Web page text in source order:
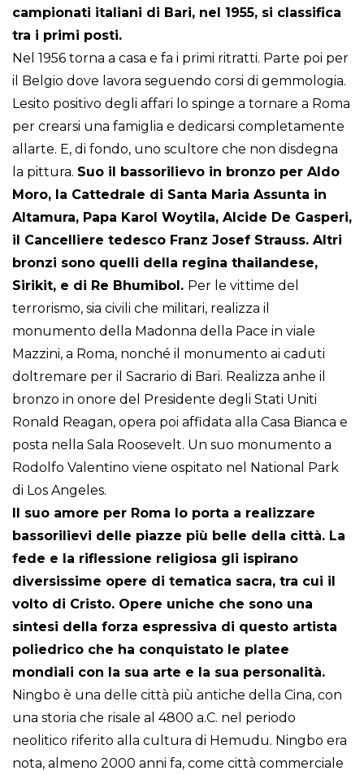
campionati italiani di Bari, nel 1955, si classifica
tra i primi posti.
Nel 1956 torna a casa e fa i primi ritratti. Parte poi per
il Belgio dove lavora seguendo corsi di gemmologia.
Lesito positivo degli affari lo spinge a tornare a Roma
per crearsi una famiglia e dedicarsi completamente
allarte. E, di fondo, uno scultore che non disdegna
la pittura. Suo il bassorilievo in bronzo per Aldo
Moro, la Cattedrale di Santa Maria Assunta in
Altamura, Papa Karol Woytila, Alcide De Gasperi,
il Cancelliere tedesco Franz Josef Strauss. Altri
bronzi sono quelli della regina thailandese,
Sirikit, e di Re Bhumibol. Per le vittime del
terrorismo, sia civili che militari, realizza il
monumento della Madonna della Pace in viale
Mazzini, a Roma, nonché il monumento ai caduti
doltremare per il Sacrario di Bari. Realizza anhe il
bronzo in onore del Presidente degli Stati Uniti
Ronald Reagan, opera poi affidata alla Casa Bianca e
posta nella Sala Roosevelt. Un suo monumento a
Rodolfo Valentino viene ospitato nel National Park
di Los Angeles.
Il suo amore per Roma lo porta a realizzare
bassorilievi delle piazze più belle della città. La
fede e la riflessione religiosa gli ispirano
diversissime opere di tematica sacra, tra cui il
volto di Cristo. Opere uniche che sono una
sintesi della forza espressiva di questo artista
poliedrico che ha conquistato le platee
mondiali con la sua arte e la sua personalità.
Ningbo è una delle città più antiche della Cina, con
una storia che risale al 4800 a.C. nel periodo
neolitico riferito alla cultura di Hemudu. Ningbo era
nota, almeno 2000 anni fa, come città commerciale